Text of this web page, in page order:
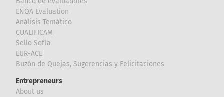
ENQA Evaluation
Análisis Temático
CUALIFICAM
Sello Sofía
EUR-ACE
Buzón de Quejas, Sugerencias y Felicitaciones
Entrepreneurs
About us